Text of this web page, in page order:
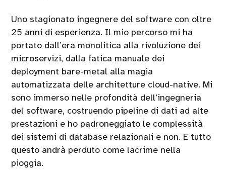
Uno stagionato ingegnere del software con oltre
25 anni di esperienza. Il mio percorso mi ha
portato dall’era monolitica alla rivoluzione dei
microservizi, dalla fatica manuale dei
deployment bare-metal alla magia
automatizzata delle architetture cloud-native. Mi
sono immerso nelle profondità dell’ingegneria
del software, costruendo pipeline di dati ad alte
prestazioni e ho padroneggiato le complessità
dei sistemi di database relazionali e non. E tutto
questo andrà perduto come lacrime nella
pioggia.